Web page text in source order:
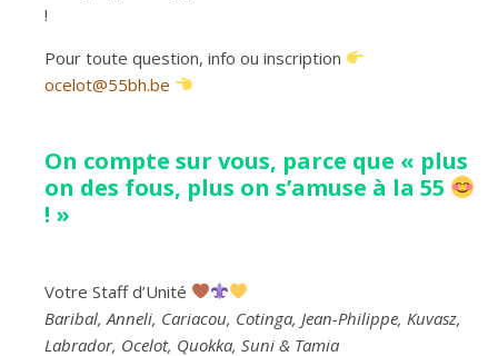
!
Pour toute question, info ou inscription
ocelot@55bh.be
On compte sur vous, parce que « plus
on des fous, plus on s’amuse à la 55
! »
Votre Staff d’Unité
Baribal, Anneli, Cariacou, Cotinga, Jean-Philippe, Kuvasz,
Labrador, Ocelot, Quokka, Suni & Tamia